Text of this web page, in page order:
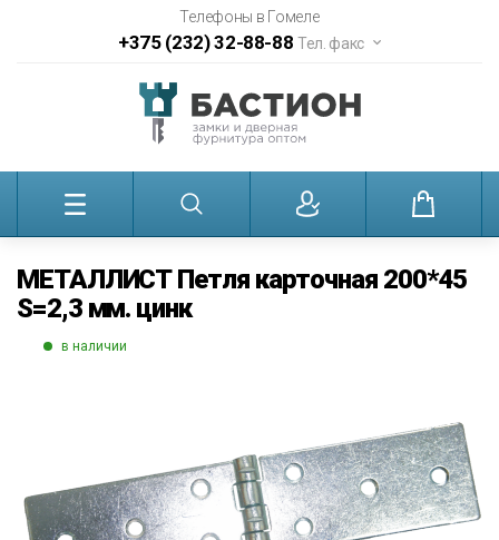
Телефоны в Гомеле
+375 (232) 32-88-88Тел. факс
МЕТАЛЛИСТ Петля карточная 200*45
S=2,3 мм. цинк
в наличии